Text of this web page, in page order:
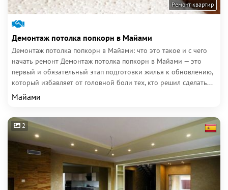
Ремонт квартир
Демонтаж потолка попкорн в Майами
Демонтаж потолка попкорн в Майами: что это такое и с чего
начать ремонт Демонтаж потолка попкорн в Майами — это
первый и обязательный этап подготовки жилья к обновлению,
который избавляет от головной боли тех, кто решил сделать...
Майами
2